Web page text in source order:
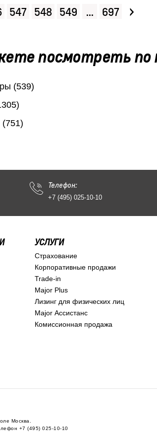
547 548 549 ... 697 ›
посмотреть по
(539)
(751)
Телефон:
+7 (495) 025-10-10
УСЛУГИ
Страхование
Корпоративные продажи
Trade-in
Major Plus
Лизинг для физических лиц
Major Ассистанс
Комиссионная продажа
Москва.
+7 (495) 025-10-10